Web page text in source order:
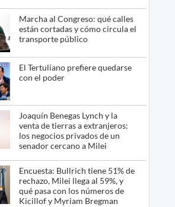
Marcha al Congreso: qué calles
están cortadas y cómo circula el
transporte público
El Tertuliano prefiere quedarse
con el poder
Joaquín Benegas Lynch y la
venta de tierras a extranjeros:
los negocios privados de un
senador cercano a Milei
Encuesta: Bullrich tiene 51% de
rechazo, Milei llega al 59%, y
qué pasa con los números de
Kicillof y Myriam Bregman